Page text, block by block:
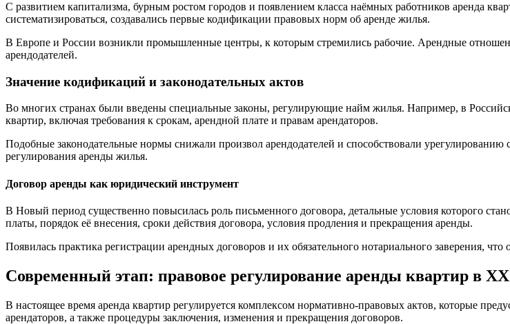
С развитием капитализма, бурным ростом городов и появлением класса наёмных работников аренда
систематизироваться, создавались первые кодификации правовых норм об аренде жилья.
В Европе и России возникли промышленные центры, к которым стремились рабочие. Арендные
арендодателей.
Значение кодификаций и законодательных актов
Во многих странах были введены специальные законы, регулирующие найм жилья. Например, в
квартир, включая требования к срокам, арендной плате и правам арендаторов.
Подобные законодательные нормы снижали произвол арендодателей и способствовали
регулирования аренды жилья.
Договор аренды как юридический инструмент
В Новый период существенно повысилась роль письменного договора, детальные условия которого
платы, порядок её внесения, сроки действия договора, условия продления и прекращения аренды.
Появилась практика регистрации арендных договоров и их обязательного нотариального заверения,
Современный этап: правовое регулирование аренды квартир в
В настоящее время аренда квартир регулируется комплексом нормативно-правовых актов, которые
арендаторов, а также процедуры заключения, изменения и прекращения договоров.